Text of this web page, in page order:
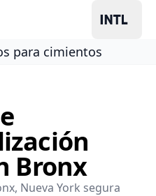
para cimientos
Bronx
Nueva York segura